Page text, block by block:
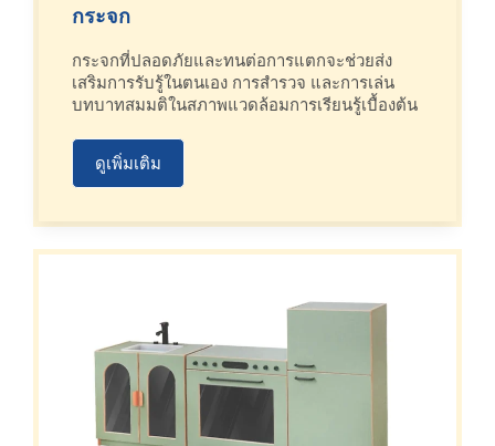
กระจก
กระจกที่ปลอดภัยและทนต่อการแตกจะช่วยส่ง
เสริมการรับรู้ในตนเอง การสำรวจ และการเล่น
บทบาทสมมติในสภาพแวดล้อมการเรียนรู้เบื้องต้น
ดูเพิ่มเติม